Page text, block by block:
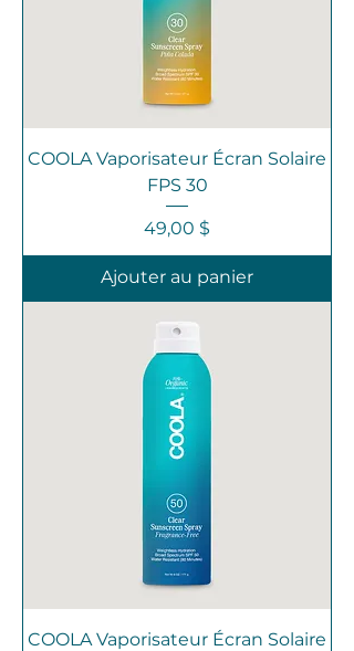
COOLA Vaporisateur Écran Solaire
FPS 30
Prix
49,00 $
Ajouter au panier
COOLA Vaporisateur Écran Solaire